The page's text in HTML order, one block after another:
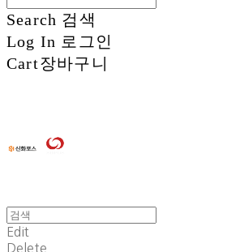
Search 검색
Log In 로그인
Cart장바구니
Edit
Delete